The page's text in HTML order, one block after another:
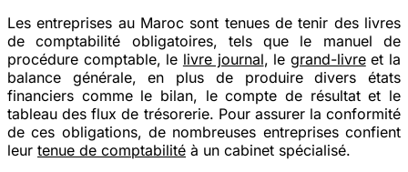
Les entreprises au Maroc sont tenues de tenir des livres
de comptabilité obligatoires, tels que le manuel de
procédure comptable, le livre journal, le grand-livreet la
balance générale, en plus de produire divers états
financiers comme le bilan, le compte de résultat et le
tableau des flux de trésorerie. Pour assurer la conformité
de ces obligations, de nombreuses entreprises confient
leur tenue de comptabilité à un cabinet spécialisé.